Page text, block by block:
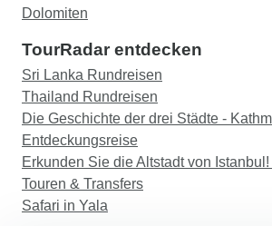
Dolomiten
TourRadar entdecken
Sri Lanka Rundreisen
Thailand Rundreisen
Die Geschichte der drei Städte -
Entdeckungsreise
Erkunden Sie die Altstadt von Istanbul!
Touren & Transfers
Safari in Yala